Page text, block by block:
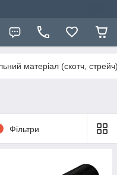
матеріал (скотч,
Фільтри